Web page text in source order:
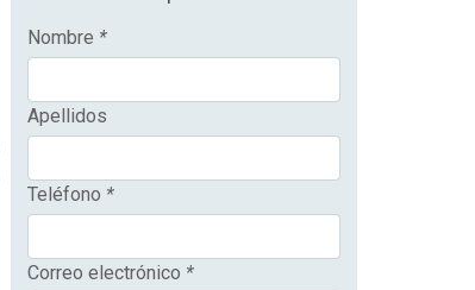
Nombre *
Apellidos
Teléfono *
Correo electrónico *